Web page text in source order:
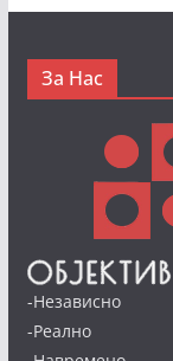
За Нас
-Независно
-Реално